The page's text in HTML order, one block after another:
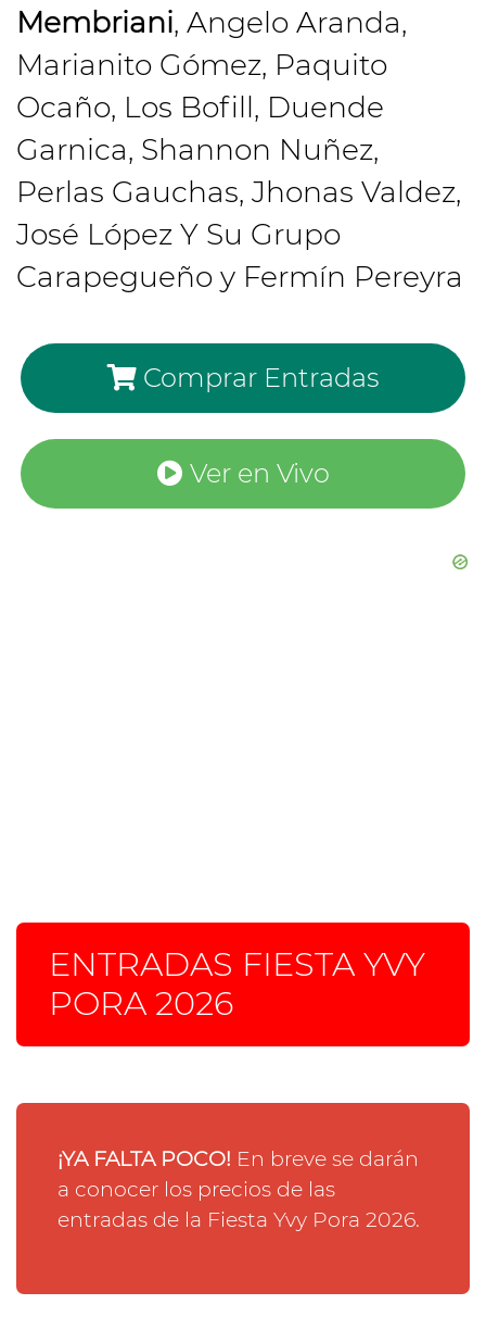
Membriani, Angelo Aranda,
Marianito Gómez, Paquito
Ocaño, Los Bofill, Duende
Garnica, Shannon Nuñez,
Perlas Gauchas, Jhonas Valdez,
José López Y Su Grupo
Carapegueño y Fermín Pereyra
Comprar Entradas
Ver en Vivo
ENTRADAS FIESTA YVY
PORA 2026
¡YA FALTA POCO! En breve se darán
a conocer los precios de las
entradas de la Fiesta Yvy Pora 2026.